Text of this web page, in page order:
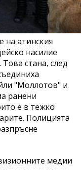
на атинския
насилие
стана, след
"Моллотов" и
ранени
е в тежко
Полицията
медии